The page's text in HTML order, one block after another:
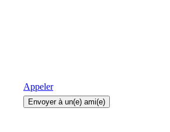
Appeler
Envoyer à un(e) ami(e)